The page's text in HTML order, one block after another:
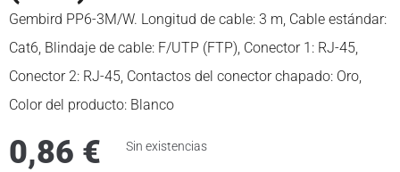
Gembird PP6-3M/W. Longitud de cable: 3 m, Cable estándar:
Cat6, Blindaje de cable: F/UTP (FTP), Conector 1: RJ-45,
Conector 2: RJ-45, Contactos del conector chapado: Oro,
Color del producto: Blanco
0,86 € Sin existencias